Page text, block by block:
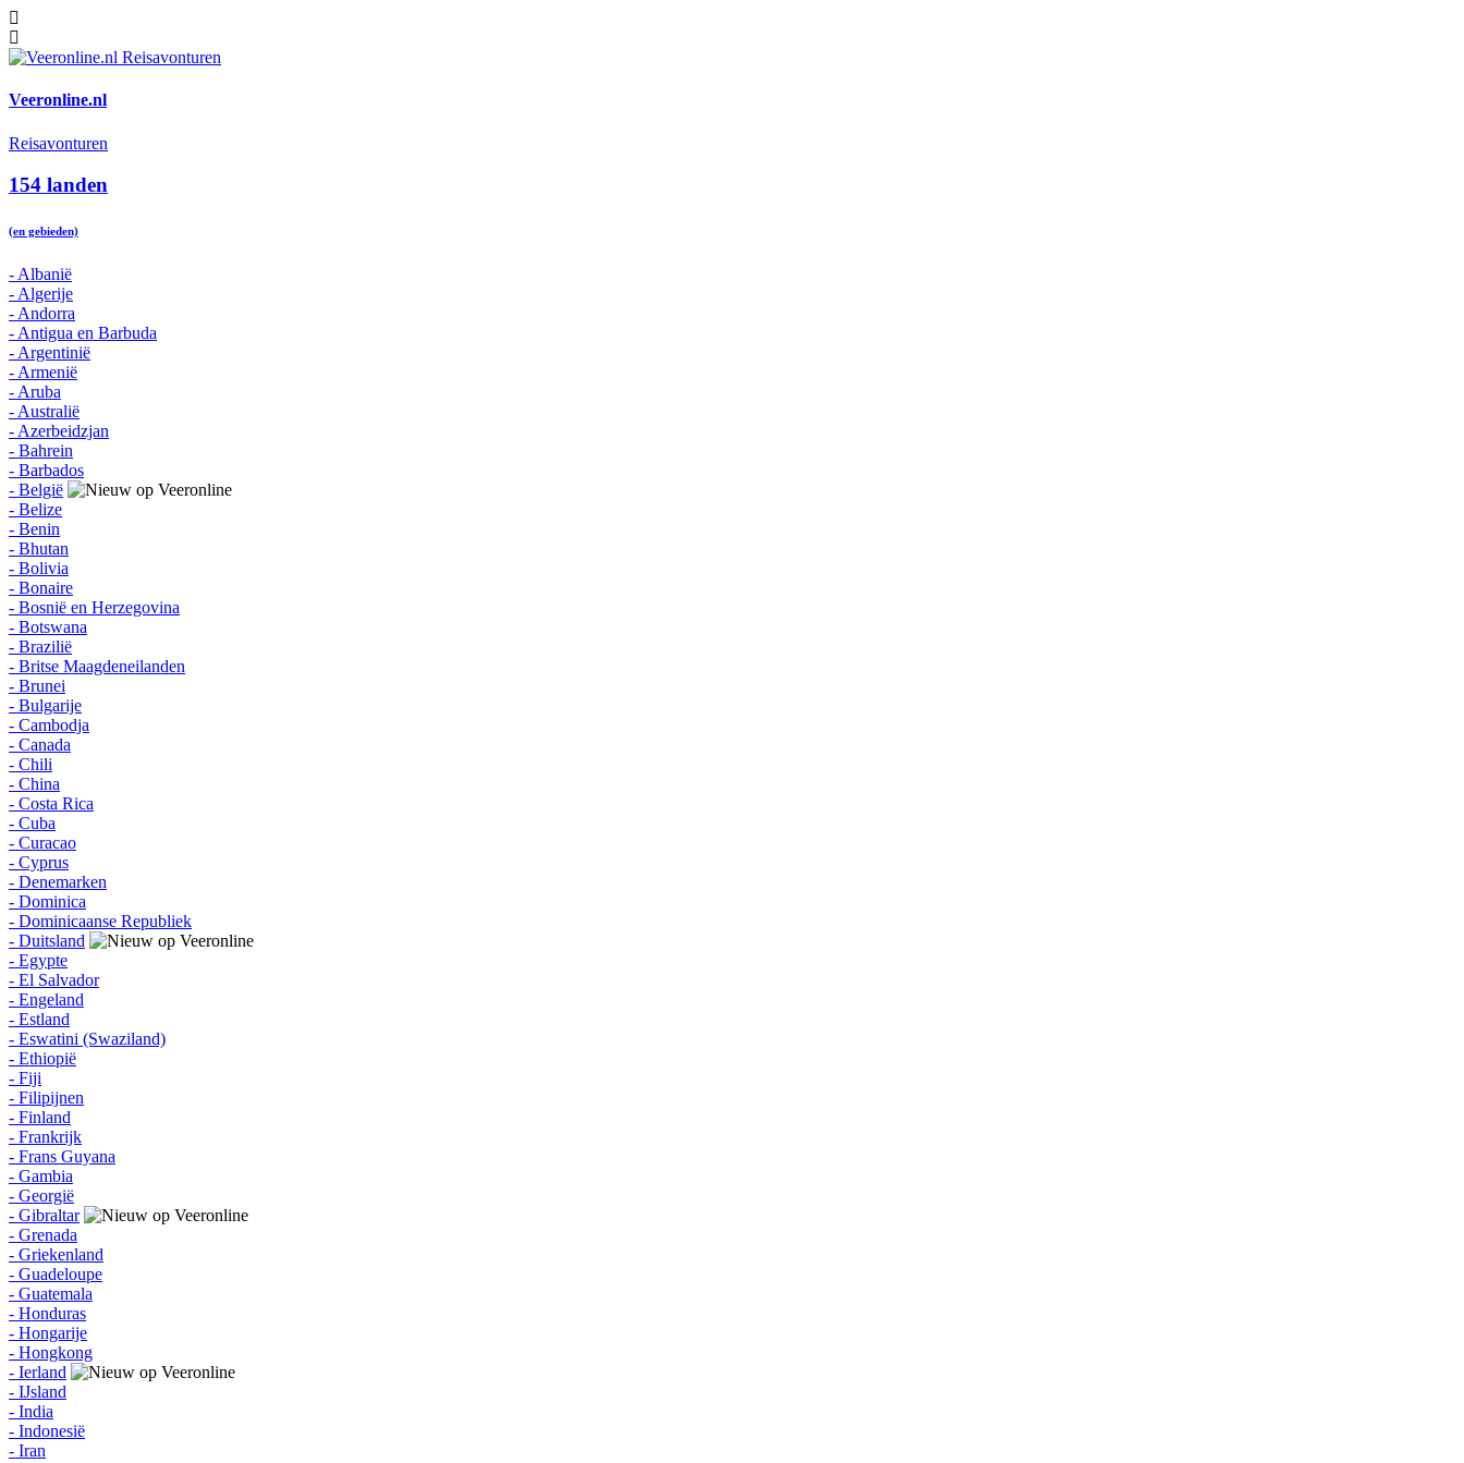
Veeronline.nl
Reisavonturen
154 landen
(en gebieden)
- Albanië
- Algerije
- Andorra
- Antigua en Barbuda
- Argentinië
- Armenië
- Aruba
- Australië
- Azerbeidzjan
- Bahrein
- Barbados
- België
- Belize
- Benin
- Bhutan
- Bolivia
- Bonaire
- Bosnië en Herzegovina
- Botswana
- Brazilië
- Britse Maagdeneilanden
- Brunei
- Bulgarije
- Cambodja
- Canada
- Chili
- China
- Costa Rica
- Cuba
- Curacao
- Cyprus
- Denemarken
- Dominica
- Dominicaanse Republiek
- Duitsland
- Egypte
- El Salvador
- Engeland
- Estland
- Eswatini (Swaziland)
- Ethiopië
- Fiji
- Filipijnen
- Finland
- Frankrijk
- Frans Guyana
- Gambia
- Georgië
- Gibraltar
- Grenada
- Griekenland
- Guadeloupe
- Guatemala
- Honduras
- Hongarije
- Hongkong
- Ierland
- IJsland
- India
- Indonesië
- Iran